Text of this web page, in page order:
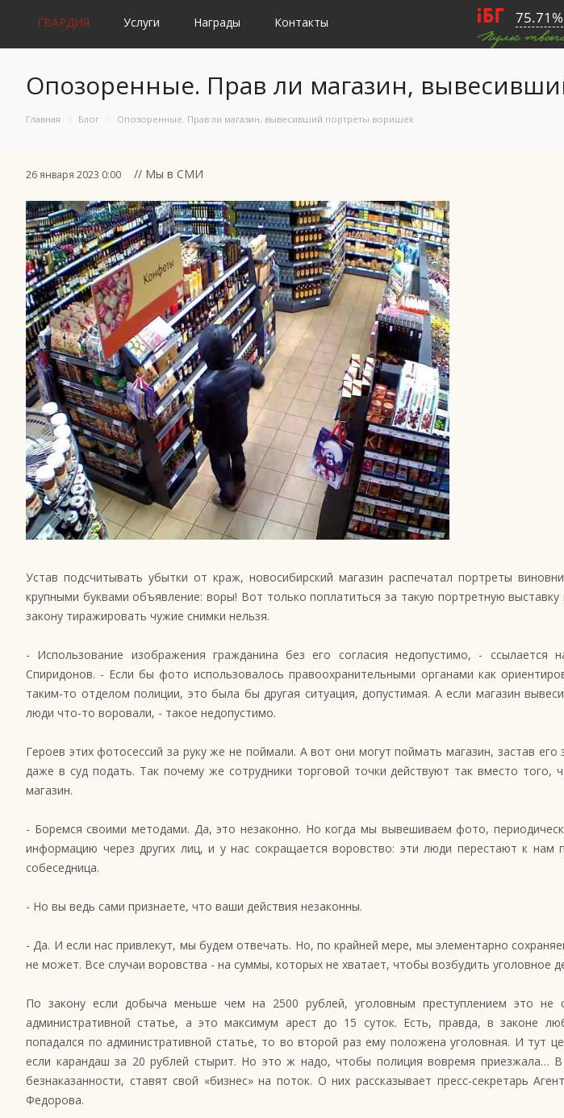
ГВАРДИЯ Услуги Награды Контакты
Опозоренные. Прав ли магазин,
Главная Блог Опозоренные. Прав ли магазин, вывесивший портреты воришек
26 января 2023 0:00 // Мы в СМИ
Устав подсчитывать убытки от краж, новосибирский магазин распечатал портреты
крупными буквами объявление: воры! Вот только поплатиться за такую портретную
закону тиражировать чужие снимки нельзя.
- Использование изображения гражданина без его согласия недопустимо, - ссылается
Спиридонов. - Если бы фото использовалось правоохранительными органами как
таким-то отделом полиции, это была бы другая ситуация, допустимая. А если магазин
люди что-то воровали, - такое недопустимо.
Героев этих фотосессий за руку же не поймали. А вот они могут поймать магазин, застав
даже в суд подать. Так почему же сотрудники торговой точки действуют так вместо того,
магазин.
- Боремся своими методами. Да, это незаконно. Но когда мы вывешиваем фото,
информацию через других лиц, и у нас сокращается воровство: эти люди перестают к нам
собеседница.
- Но вы ведь сами признаете, что ваши действия незаконны.
- Да. И если нас привлекут, мы будем отвечать. Но, по крайней мере, мы элементарно
не может. Все случаи воровства - на суммы, которых не хватает, чтобы возбудить уголовное
По закону если добыча меньше чем на 2500 рублей, уголовным преступлением это не
административной статье, а это максимум арест до 15 суток. Есть, правда, в законе
попадался по административной статье, то во второй раз ему положена уголовная. И тут
если карандаш за 20 рублей стырит. Но это ж надо, чтобы полиция вовремя приезжала…
безнаказанности, ставят свой «бизнес» на поток. О них рассказывает пресс-секретарь
Федорова.